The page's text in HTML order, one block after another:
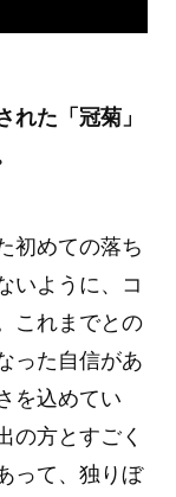
た「冠菊」
めての落ち
いように、コ
これまでとの
った自信があ
を込めてい
の方とすごく
って、独りぼ